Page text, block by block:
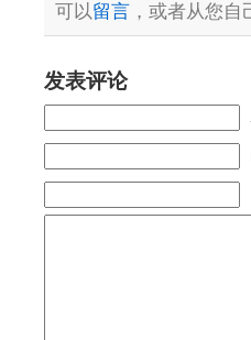
可以留言 ，或者从您自
发表评论